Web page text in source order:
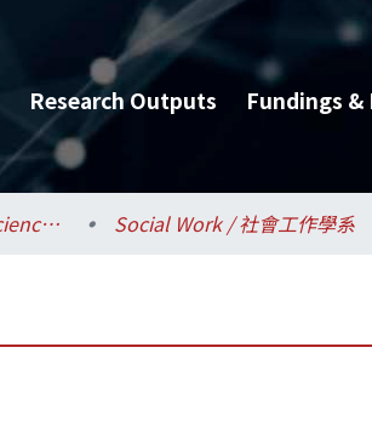
Research Outputs Fundings &
College of Social Sciences / 社會科學院 Social Work / 社會工作學系